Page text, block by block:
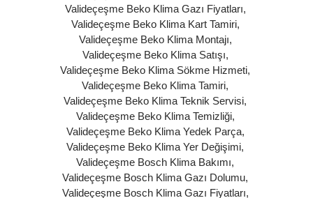
Valideçeşme Beko Klima Gazı Fiyatları,
Valideçeşme Beko Klima Kart Tamiri,
Valideçeşme Beko Klima Montajı,
Valideçeşme Beko Klima Satışı,
Valideçeşme Beko Klima Sökme Hizmeti,
Valideçeşme Beko Klima Tamiri,
Valideçeşme Beko Klima Teknik Servisi,
Valideçeşme Beko Klima Temizliği,
Valideçeşme Beko Klima Yedek Parça,
Valideçeşme Beko Klima Yer Değişimi,
Valideçeşme Bosch Klima Bakımı,
Valideçeşme Bosch Klima Gazı Dolumu,
Valideçeşme Bosch Klima Gazı Fiyatları,